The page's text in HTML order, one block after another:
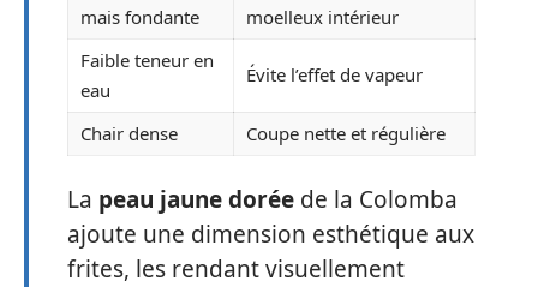
mais fondante
moelleux intérieur
Faible teneur en
eau
Évite l’effet de vapeur
Chair dense Coupe nette et régulière
La peau jaune dorée de la Colomba
ajoute une dimension esthétique aux
frites, les rendant visuellement